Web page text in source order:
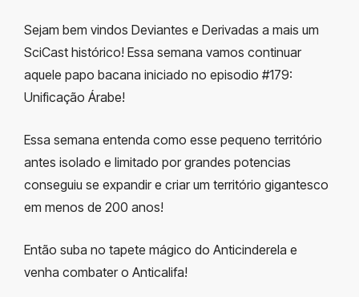
Sejam bem vindos Deviantes e Derivadas a mais um
SciCast histórico! Essa semana vamos continuar
aquele papo bacana iniciado no episodio #179:
Unificação Árabe!
Essa semana entenda como esse pequeno território
antes isolado e limitado por grandes potencias
conseguiu se expandir e criar um território gigantesco
em menos de 200 anos!
Então suba no tapete mágico do Anticinderela e
venha combater o Anticalifa!